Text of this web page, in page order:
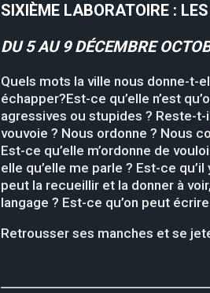
SIXIÈME LABORATOIRE :
DU5 AU 9 DÉCEMBRE
Quels mots la ville nous donne-t-
échapper?Est-ce qu’elle n’est
agressives ou stupides ? Reste-
vouvoie ? Nous ordonne ? Nous
Est-ce qu’elle m’ordonne de
elle qu’elle me parle ? Est-ce
peut la recueillir et la donner à
langage ? Est-ce qu’on peut
Retrousser ses manches et se